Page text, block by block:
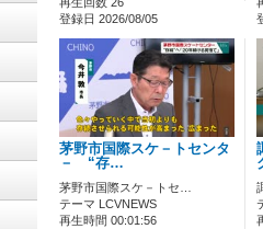
登録日 2026/08/05
茅野市国際スケ－トセンタ
－ “存…
茅野市国際スケ－トセ…
テーマ LCVNEWS
再生時間 00:01:56